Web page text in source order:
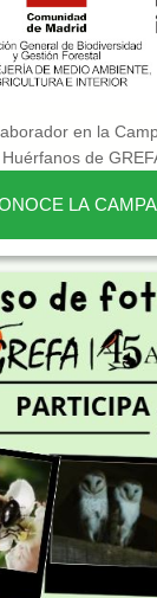
en la
Huérfanos de
LA